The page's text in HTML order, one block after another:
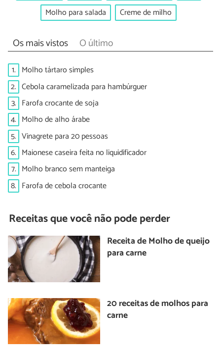
Molho para salada
Creme de milho
Os mais vistos O último
1. Molho tártaro simples
2. Cebola caramelizada para hambúrguer
3. Farofa crocante de soja
4. Molho de alho árabe
5. Vinagrete para 20 pessoas
6. Maionese caseira feita no liquidificador
7. Molho branco sem manteiga
8. Farofa de cebola crocante
Receitas que você não pode perder
Receita de Molho de queijo
para carne
20 receitas de molhos para
carne